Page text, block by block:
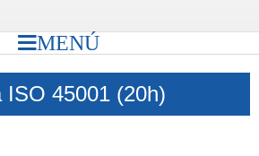
MENÚ
ISO 45001 (20h)